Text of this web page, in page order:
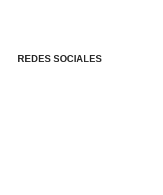
REDES SOCIALES